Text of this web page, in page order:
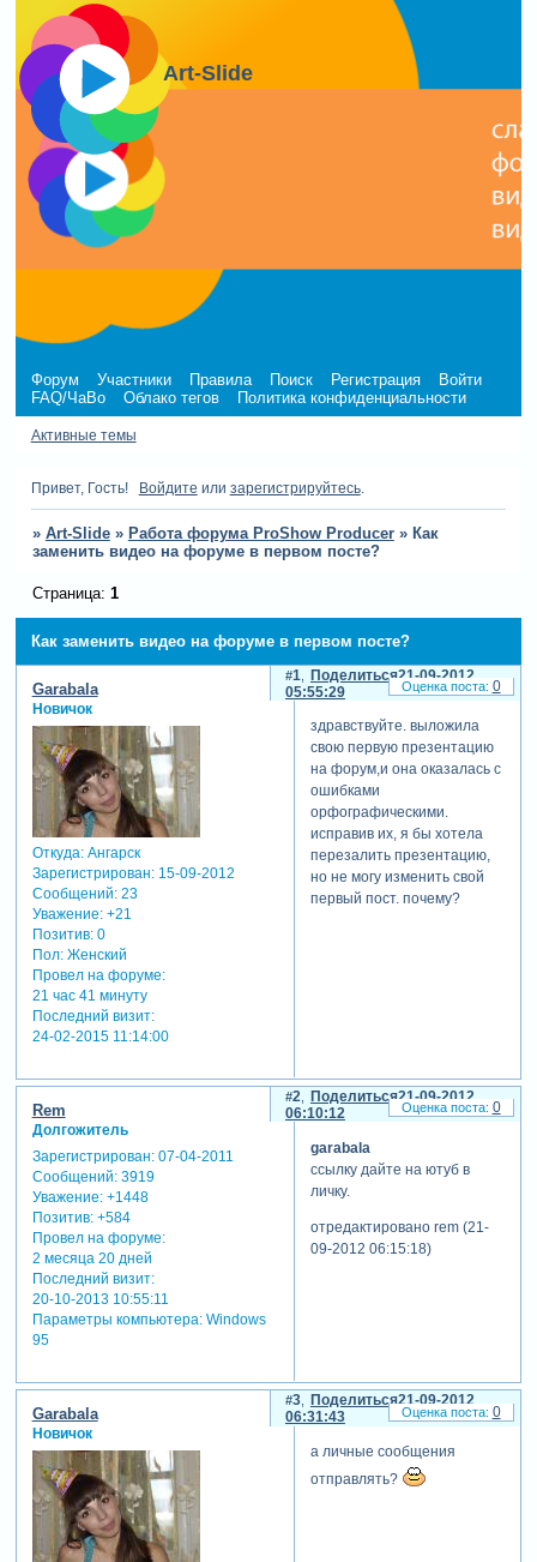
Art-Slide
Форум Участники Правила Поиск Регистрация
Войти
FAQ/ЧаВо
Облако тегов Политика конфиденциальности
Активные темы
Привет, Гость! Войдите или зарегистрируйтесь.
» Art-Slide » Работа форума ProShow Producer » Как
заменить видео на форуме в первом посте?
Как заменить видео на форуме в первом посте?
Страница: 1
Поделиться
1
21-09-2012
05:55:29
Garabala
Новичок
Откуда:Ангарск
Зарегистрирован: 15-09-2012
Сообщений:23
Уважение: +21
Позитив: 0
Пол:Женский
Провел на форуме:
21 час 41 минуту
Последний визит:
24-02-2015 11:14:00
здравствуйте. выложила
свою первую презентацию
на форум,и она оказалась с
ошибками
орфографическими.
исправив их, я бы хотела
перезалить презентацию,
но не могу изменить свой
первый пост. почему?
0
Поделиться
2
21-09-2012
06:10:12
Rem
Долгожитель
Зарегистрирован: 07-04-2011
Сообщений:3919
Уважение: +1448
Позитив: +584
Провел на форуме:
2 месяца 20 дней
Последний визит:
20-10-2013 10:55:11
Параметры компьютера:Windows
95
garabala
ссылку дайте на ютуб в
личку.
отредактировано rem (21-
09-2012 06:15:18)
0
Поделиться
3
21-09-2012
06:31:43
Garabala
Новичок
а личные сообщения
отправлять?
0